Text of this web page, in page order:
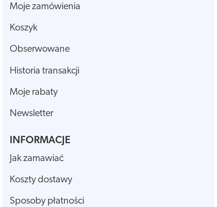
Moje zamówienia
Koszyk
Obserwowane
Historia transakcji
Moje rabaty
Newsletter
INFORMACJE
Jak zamawiać
Koszty dostawy
Sposoby płatności